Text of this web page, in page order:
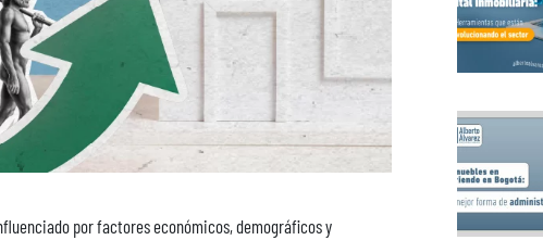
por factores económicos, demográficos y